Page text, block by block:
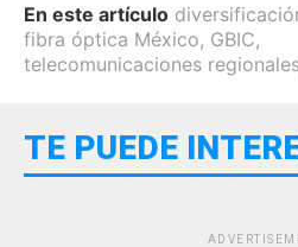
En este artículo
fibra óptica México, GBIC,
telecomunicaciones
TE PUEDE